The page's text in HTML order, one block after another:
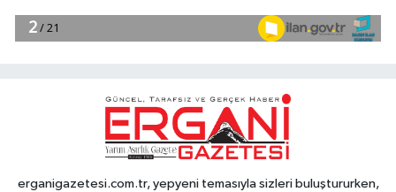
erganigazetesi.com.tr, yepyeni temasıyla sizleri buluştururken,